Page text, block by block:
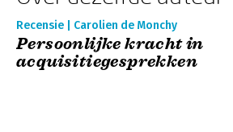
Recensie | Carolien de Monchy
Persoonlijke kracht in
acquisitiegesprekken